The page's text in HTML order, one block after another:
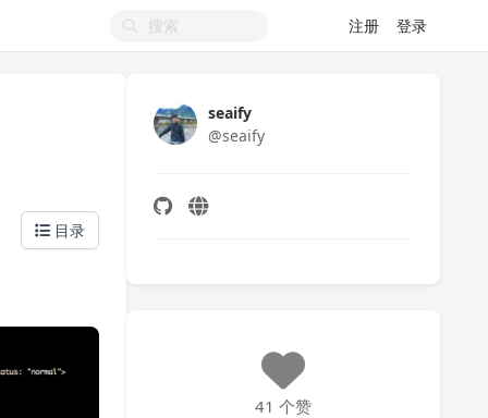
注册 登录
目录
seaify
@seaify
41 个赞